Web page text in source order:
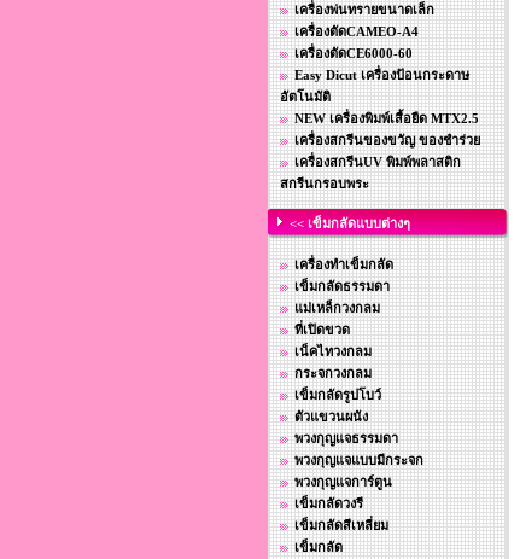
เครื่องพ่นทรายขนาดเล็ก
เครื่องตัดCAMEO-A4
เครื่องตัดCE6000-60
Easy Dicut เครื่องป้อนกระดาษ
อัตโนมัติ
NEW เครื่องพิมพ์เสื้อยืด MTX2.5
เครื่องสกรีนของขวัญ ของชำร่วย
เครื่องสกรีนUV พิมพ์พลาสติก
สกรีนกรอบพระ
<< เข็มกลัดแบบต่างๆ
เครื่องทำเข็มกลัด
เข็มกลัดธรรมดา
แม่เหล็กวงกลม
ที่เปิดขวด
เน็คไทวงกลม
กระจกวงกลม
เข็มกลัดรูปโบว์
ตัวแขวนผนัง
พวงกุญแจธรรมดา
พวงกุญแจแบบมีกระจก
พวงกุญแจการ์ตูน
เข็มกลัดวงรี
เข็มกลัดสีเหลี่ยม
เข็มกลัด